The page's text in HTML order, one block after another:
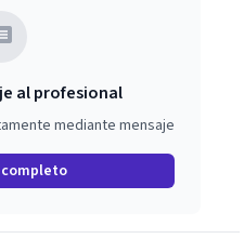
al profesional
mediante mensaje